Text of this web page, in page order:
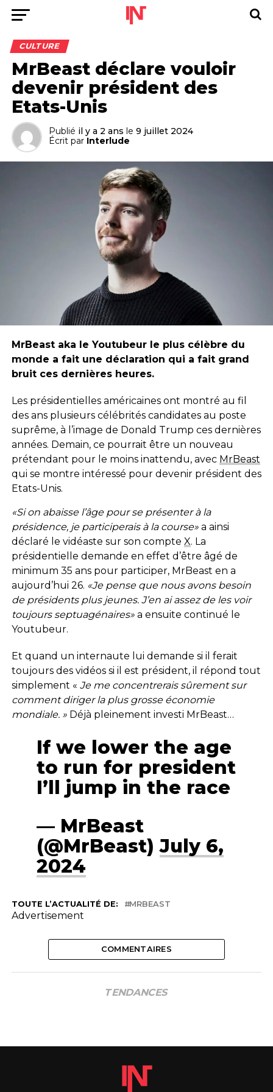
CULTURE
MrBeast déclare vouloir
devenir président des
Etats-Unis
Publié il y a 2 ans le 9 juillet 2024
Écrit par Interlude
MrBeast aka le Youtubeur le plus célèbre du
monde a fait une déclaration qui a fait grand
bruit ces dernières heures.
Les présidentielles américaines ont montré au fil
des ans plusieurs célébrités candidates au poste
suprême, à l’image de Donald Trump ces dernières
années. Demain, ce pourrait être un nouveau
prétendant pour le moins inattendu, avec MrBeast
qui se montre intéressé pour devenir président des
Etats-Unis.
«Si on abaisse l’âge pour se présenter à la
présidence, je participerais à la course»a ainsi
déclaré le vidéaste sur son compte X. La
présidentielle demande en effet d’être âgé de
minimum 35 ans pour participer, MrBeast en a
aujourd’hui 26. «Je pense que nous avons besoin
de présidents plus jeunes. J’en ai assez de les voir
toujours septuagénaires» a ensuite continué le
Youtubeur.
Et quand un internaute lui demande si il ferait
toujours des vidéos si il est président, il répond tout
simplement « Je me concentrerais sûrement sur
comment diriger la plus grosse économie
mondiale. » Déjà pleinement investi MrBeast…
If we lower the age
to run for president
I’ll jump in the race
— MrBeast
(@MrBeast)July 6,
2024
TOUTE L’ACTUALITÉ DE: MRBEAST
Advertisement
COMMENTAIRES
TENDANCES